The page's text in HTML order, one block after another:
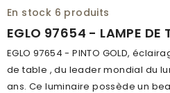
POIDS (KG)
2.267
CODE À BARRE
En stock 6 produits
EGLO 97654 - LAMPE DE
EGLO 97654 - PINTO GOLD,
de table , du leader mondial du
ans. Ce luminaire possède un